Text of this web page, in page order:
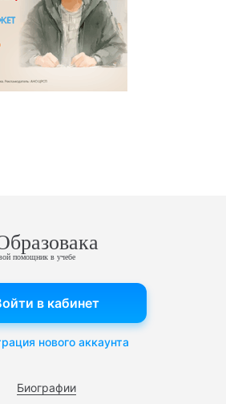
помощник в учебе
Биографии
в кабинет
нового аккаунта